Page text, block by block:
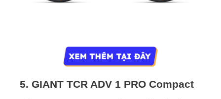
5. GIANT TCR ADV 1 PRO Compact